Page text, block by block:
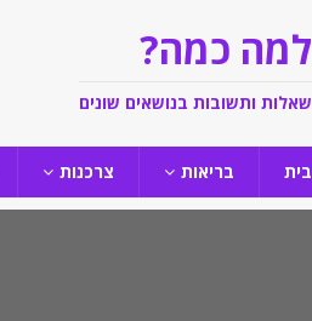
למה כמה?
שאלות ותשובות בנושאים שונים
בית בריאות צרכנות